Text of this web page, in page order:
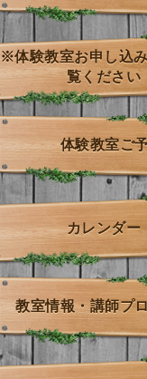
※体験教室お申し込
覧ください
体験教室ご
カレンダー
教室情報・講師プ